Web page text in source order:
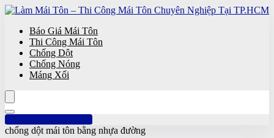
Báo Giá Mái Tôn
Thi Công Mái Tôn
Chống Dột
Chống Nóng
Máng Xối
Hotline: 0961 894 472
chống dột mái tôn bằng nhựa đường